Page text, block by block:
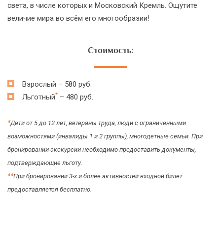
света, в числе которых и Московский Кремль. Ощутите
величие мира во всём его многообразии!
Стоимость:
Взрослый – 580 руб.
Льготный* – 480 руб.
*Дети от 5 до 12 лет, ветераны труда, люди с ограниченными
возможностями (инвалиды 1 и 2 группы), многодетные семьи. При
бронировании экскурсии необходимо предоставить документы,
подтверждающие льготу.
**При бронировании 3-х и более активностей входной билет
предоставляется бесплатно.